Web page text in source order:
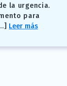
la urgencia.
para
Leer más